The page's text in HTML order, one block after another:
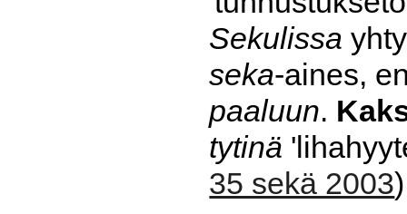
Sekulissa
seka-aines,
paaluun.
tytinä
35 sekä 2003